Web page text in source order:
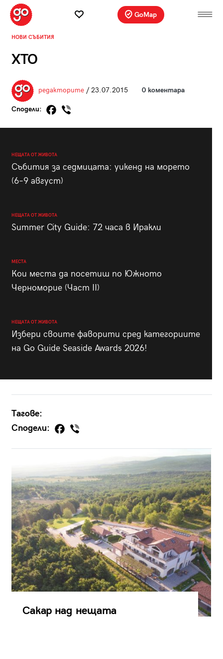
GoMap
НОВИ СЪБИТИЯ
XTO
редакторите/ 23.07.2015 0 коментара
Сподели:
НЕЩАТА ОТ ЖИВОТА
Събития за седмицата: уикенд на морето
(6–9 август)
НЕЩАТА ОТ ЖИВОТА
Summer City Guide: 72 часа в Иракли
МЕСТА
Кои места да посетиш по Южното
Черноморие (Част II)
НЕЩАТА ОТ ЖИВОТА
Избери своите фаворити сред категориите
на Go Guide Seaside Awards 2026!
Тагове:
Сподели:
Сакар над нещата